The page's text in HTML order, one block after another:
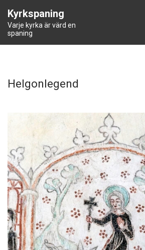
Kyrkspaning
Varje kyrka är värd en
spaning
Helgonlegend